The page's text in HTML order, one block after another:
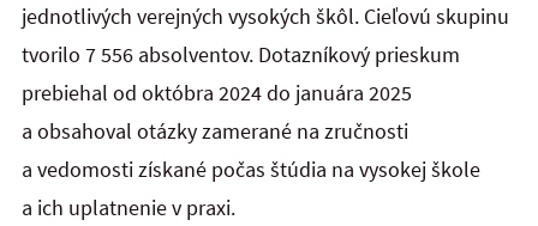
jednotlivých verejných vysokých škôl. Cieľovú skupinu
tvorilo 7 556 absolventov. Dotazníkový prieskum
prebiehal od októbra 2024 do januára 2025
a obsahoval otázky zamerané na zručnosti
a vedomosti získané počas štúdia na vysokej škole
a ich uplatnenie v praxi.